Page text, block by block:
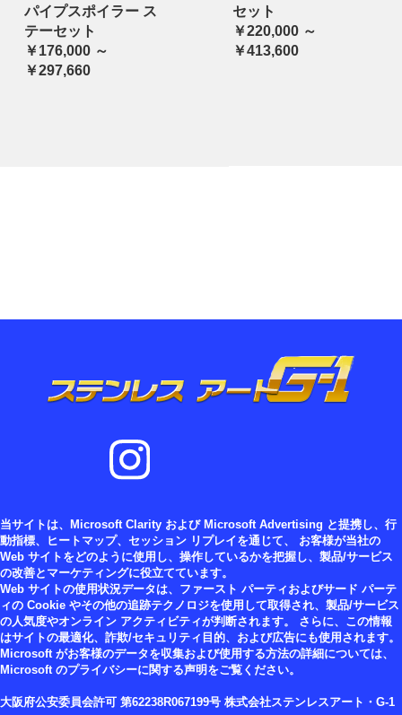
パイプスポイラー ス
テーセット
￥176,000 ～
￥297,660
セット
￥220,000 ～
￥413,600
当サイトは、Microsoft Clarity および Microsoft Advertising と提携し、行
動指標、ヒートマップ、セッション リプレイを通じて、 お客様が当社の
Web サイトをどのように使用し、操作しているかを把握し、製品/サービス
の改善とマーケティングに役立てています。
Web サイトの使用状況データは、ファースト パーティおよびサード パーテ
ィの Cookie やその他の追跡テクノロジを使用して取得され、製品/サービス
の人気度やオンライン アクティビティが判断されます。 さらに、この情報
はサイトの最適化、詐欺/セキュリティ目的、および広告にも使用されます。
Microsoft がお客様のデータを収集および使用する方法の詳細については、
Microsoft のプライバシーに関する声明をご覧ください。
大阪府公安委員会許可 第62238R067199号 株式会社ステンレスアート・G-1